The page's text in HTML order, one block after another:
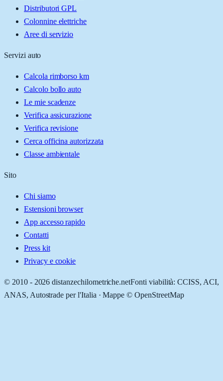
Distributori GPL
Colonnine elettriche
Aree di servizio
Servizi auto
Calcola rimborso km
Calcolo bollo auto
Le mie scadenze
Verifica assicurazione
Verifica revisione
Cerca officina autorizzata
Classe ambientale
Sito
Chi siamo
Estensioni browser
App accesso rapido
Contatti
Press kit
Privacy e cookie
© 2010 - 2026 distanzechilometriche.netFonti viabilità: CCISS, ACI,
ANAS, Autostrade per l'Italia · Mappe © OpenStreetMap